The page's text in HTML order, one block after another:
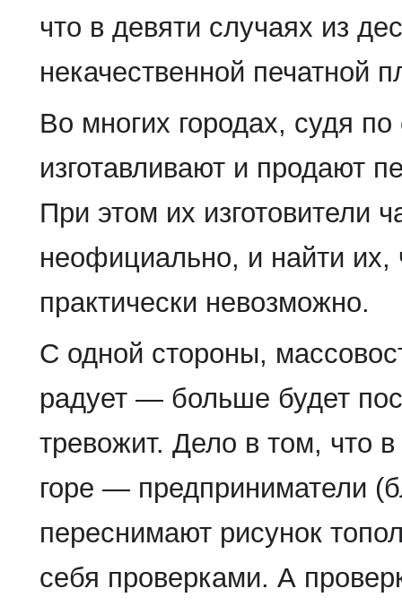
что в девяти случаях из
некачественной печатной
Во многих городах, судя
изготавливают и продают
При этом их изготовители
неофициально, и найти их,
практически невозможно.
С одной стороны,
радует — больше будет
тревожит. Дело в том, что
горе — предприниматели
переснимают рисунок
себя проверками. А